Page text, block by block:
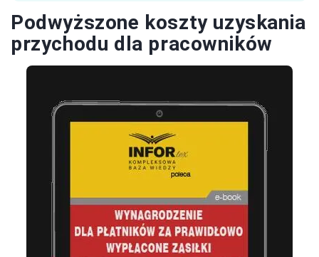
Podwyższone koszty uzyskania
przychodu dla pracowników